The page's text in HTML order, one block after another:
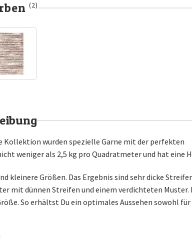
(2)
Kollektion wurden spezielle Garne mit der perfekten
weniger als 2,5 kg pro Quadratmeter und hat eine
Größen. Das Ergebnis sind sehr dicke
mit dünnen Streifen und einem verdichteten Muster.
So erhältst Du ein optimales Aussehen sowohl